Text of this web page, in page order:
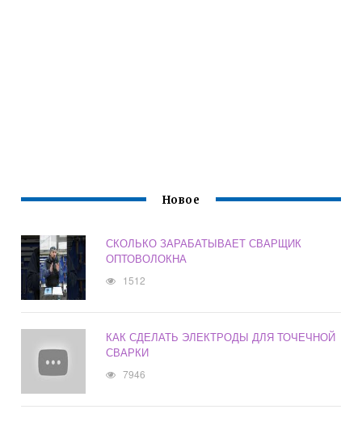
Новое
СКОЛЬКО ЗАРАБАТЫВАЕТ СВАРЩИК
ОПТОВОЛОКНА
1512
КАК СДЕЛАТЬ ЭЛЕКТРОДЫ ДЛЯ ТОЧЕЧНОЙ
СВАРКИ
7946